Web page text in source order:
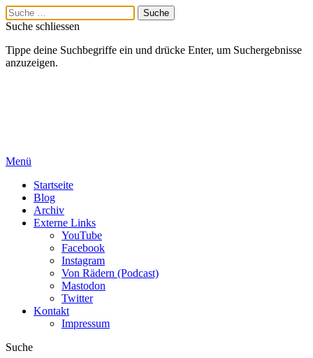
Suche schliessen
Tippe deine Suchbegriffe ein und drücke Enter, um Suchergebnisse
anzuzeigen.
Menü
Startseite
Blog
Archiv
Externe Links
YouTube
Facebook
Instagram
Von Rädern (Podcast)
Mastodon
Twitter
Kontakt
Impressum
Suche